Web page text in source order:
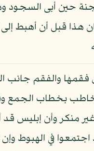
حين أبى السجود
هذا قبل أن أهبط
والفقم جانب
بخطاب الجمع
منكر وأن إبليس
اجتمعوا في الهبوط